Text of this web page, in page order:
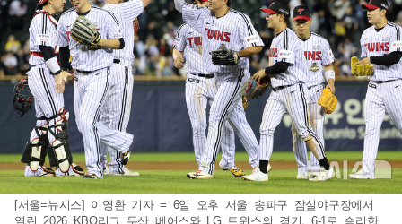
[서울=뉴시스] 이영환 기자 = 6일 오후 서울 송파구 잠실야구장에서
열린 2026 KBO리그 두산 베어스와 LG 트윈스의 경기, 6-1로 승리한